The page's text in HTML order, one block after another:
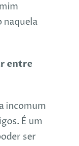
naquela
entre
incomum
É um
ser